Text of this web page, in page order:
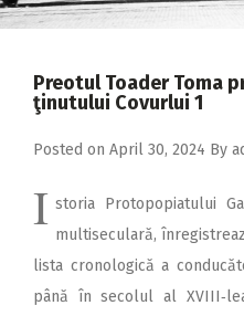
2019
2017
2014
2012
Preotul Toader Toma
ţinutului Covurlui 1
Posted on April 30, 2024 By
I storia Protopopiatului
multiseculară,
lista cronologică a
până în secolul al